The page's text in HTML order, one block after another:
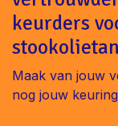
keurders
Maak van jouw
nog jouw